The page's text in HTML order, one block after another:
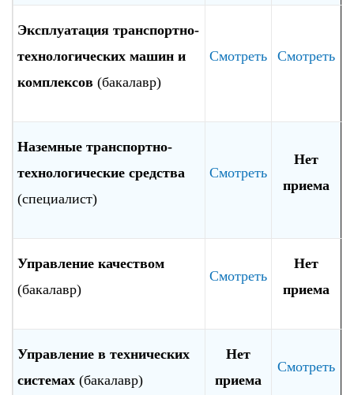
Эксплуатация транспортно-
технологических машин и
комплексов (бакалавр)
Смотреть Смотреть
Наземные транспортно-
технологические средства
(специалист)
Смотреть
Нет
приема
Управление качеством
(бакалавр)
Смотреть
Нет
приема
Управление в технических
системах (бакалавр)
Нет
приема
Смотреть